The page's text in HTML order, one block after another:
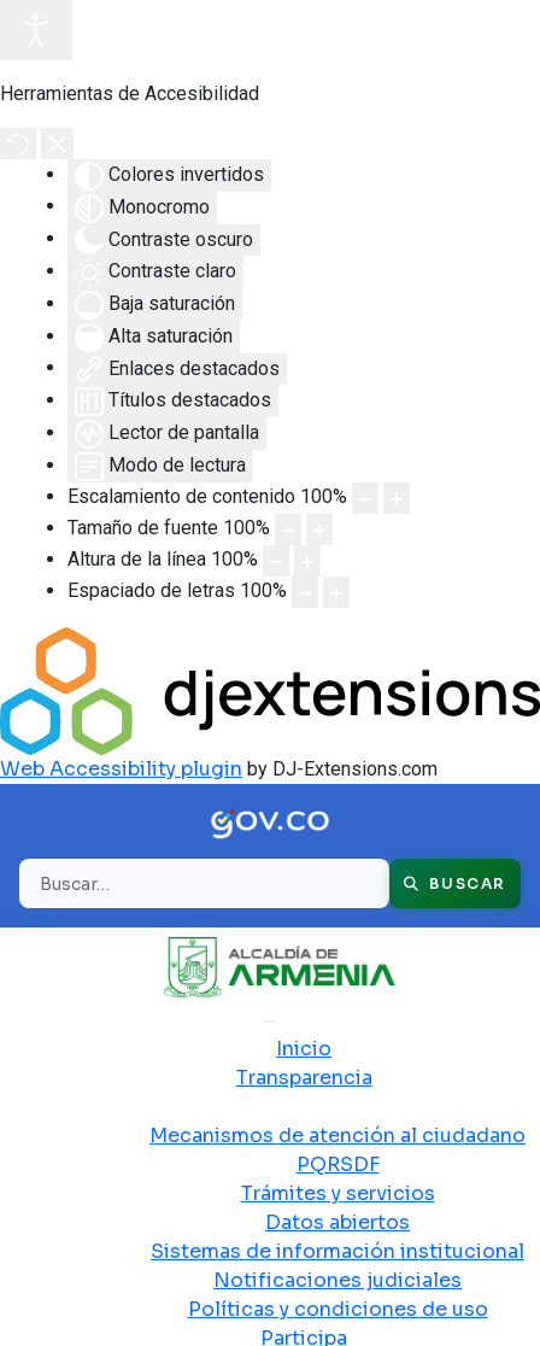
Herramientas de Accesibilidad
Colores invertidos
Monocromo
Contraste oscuro
Contraste claro
Baja saturación
Alta saturación
Enlaces destacados
Títulos destacados
Lector de pantalla
Modo de lectura
Escalamiento de contenido 100%
Tamaño de fuente 100%
Altura de la línea 100%
Espaciado de letras 100%
Web Accessibility plugin by DJ-Extensions.com
Buscar BUSCAR
Inicio
Transparencia
Mecanismos de atención al ciudadano
PQRSDF
Trámites y servicios
Datos abiertos
Sistemas de información institucional
Notificaciones judiciales
Políticas y condiciones de uso
Participa